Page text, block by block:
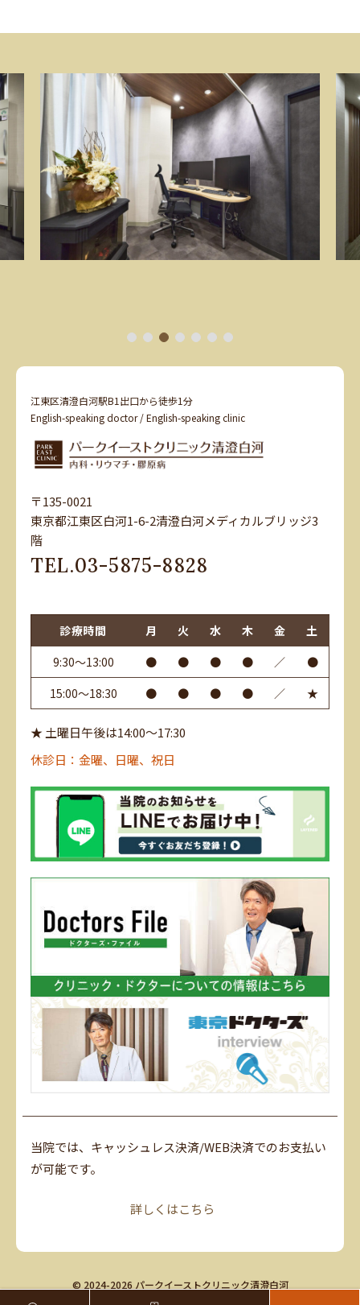
1 2 3 4 5 6 7
江東区清澄白河駅B1出口から徒歩1分
English-speaking doctor / English-speaking clinic
〒135-0021
東京都江東区白河1-6-2清澄白河メディカルブリッジ3
階
TEL.03-5875-8828
診療時間 月 火 水 木 金
土
9:30～13:00
● ● ● ● ／
●
15:00～18:30
● ● ● ● ／ ★
★ 土曜日午後は14:00～17:30
休診日：金曜、日曜、祝日
当院では、キャッシュレス決済/WEB決済でのお支払い
が可能です。
詳しくはこちら
© 2024-2026 パークイーストクリニック清澄白河